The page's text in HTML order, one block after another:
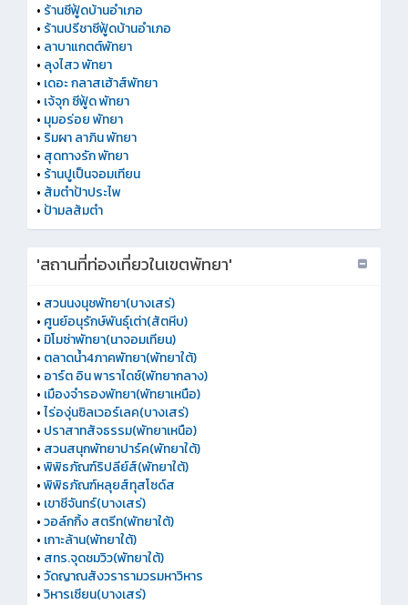
• ร้านซีฟู้ดบ้านอำเภอ
• ร้านปรีชาซีฟู้ดบ้านอำเภอ
• ลาบาแกตต์พัทยา
• ลุงไสว พัทยา
• เดอะ กลาสเฮ้าส์พัทยา
• เจ้จุก ซีฟู้ด พัทยา
• มุมอร่อย พัทยา
• ริมผา ลาภิน พัทยา
• สุดทางรัก พัทยา
• ร้านปูเป็นจอมเทียน
• ส้มตำป้าประไพ
• ป้ามลส้มตำ
'สถานที่ท่องเที่ยวในเขตพัทยา'
• สวนนงนุชพัทยา(บางเสร่)
• ศูนย์อนุรักษ์พันธุ์เต่า(สัตหีบ)
• มิโมซ่าพัทยา(นาจอมเทียน)
• ตลาดน้ำ4ภาคพัทยา(พัทยาใต้)
• อาร์ต อิน พาราไดซ์(พัทยากลาง)
• เมืองจำรองพัทยา(พัทยาเหนือ)
•ไร่องุ่นซิลเวอร์เลค(บางเสร่)
• ปราสาทสัจธรรม(พัทยาเหนือ)
• สวนสนุกพัทยาปาร์ค(พัทยาใต้)
•พิพิธภัณฑ์ริปลีย์ส์(พัทยาใต้)
•พิพิธภัณฑ์หลุยส์ทุสโซด์ส
• เขาชีจันทร์(บางเสร่)
•วอล์กกิ้ง สตรีท(พัทยาใต้)
• เกาะล้าน(พัทยาใต้)
• สทร.จุดชมวิว(พัทยาใต้)
•วัดญาณสังวรารามวรมหาวิหาร
•วิหารเซียน(บางเสร่)